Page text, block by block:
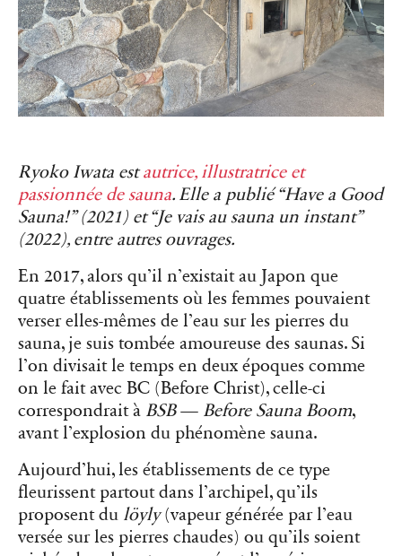
Ryoko Iwata estautrice, illustratrice et
passionnée de sauna. Elle a publié “Have a Good
Sauna!” (2021) et “Je vais au sauna un instant”
(2022), entre autres ouvrages.
En 2017, alors qu’il n’existait au Japon que
quatre établissements où les femmes pouvaient
verser elles-mêmes de l’eau sur les pierres du
sauna, je suis tombée amoureuse des saunas. Si
l’on divisait le temps en deux époques comme
on le fait avec BC (Before Christ), celle-ci
correspondrait à BSB— Before Sauna Boom,
avant l’explosion du phénomène sauna.
Aujourd’hui, les établissements de ce type
fleurissent partout dans l’archipel, qu’ils
proposent du löyly(vapeur générée par l’eau
versée sur les pierres chaudes) ou qu’ils soient